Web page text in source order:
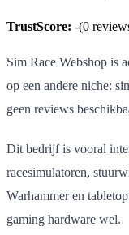
TrustScore: -(0
Sim Race Webshop is
op een andere niche:
geen reviews
Dit bedrijf is vooral
racesimulatoren,
Warhammer en
gaming hardware wel.